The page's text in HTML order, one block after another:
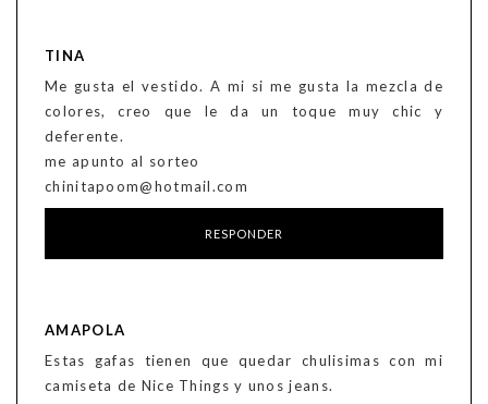
TINA
Me gusta el vestido. A mi si me gusta la mezcla de
colores, creo que le da un toque muy chic y
deferente.
me apunto al sorteo
chinitapoom@hotmail.com
RESPONDER
AMAPOLA
Estas gafas tienen que quedar chulisimas con mi
camiseta de Nice Things y unos jeans.